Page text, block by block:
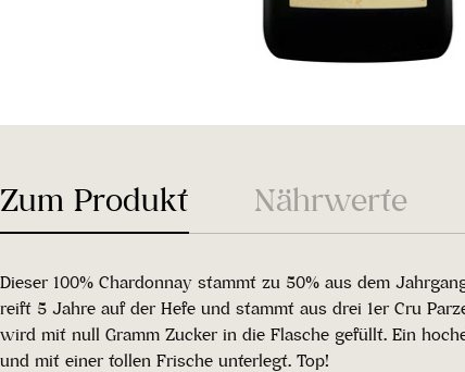
Zum Produkt Nährwerte
Dieser 100% Chardonnay stammt zu 50% aus dem
reift 5 Jahre auf der Hefe und stammt aus drei 1er Cru
wird mit null Gramm Zucker in die Flasche gefüllt. Ein
und mit einer tollen Frische unterlegt. Top!